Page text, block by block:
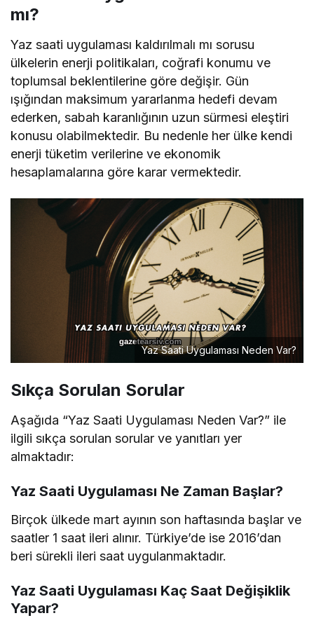
mı?
Yaz saati uygulaması kaldırılmalı mı sorusu
ülkelerin enerji politikaları, coğrafi konumu ve
toplumsal beklentilerine göre değişir. Gün
ışığından maksimum yararlanma hedefi devam
ederken, sabah karanlığının uzun sürmesi eleştiri
konusu olabilmektedir. Bu nedenle her ülke kendi
enerji tüketim verilerine ve ekonomik
hesaplamalarına göre karar vermektedir.
Yaz Saati Uygulaması Neden Var?
Sıkça Sorulan Sorular
Aşağıda “Yaz Saati Uygulaması Neden Var?” ile
ilgili sıkça sorulan sorular ve yanıtları yer
almaktadır:
Yaz Saati Uygulaması Ne Zaman Başlar?
Birçok ülkede mart ayının son haftasında başlar ve
saatler 1 saat ileri alınır. Türkiye’de ise 2016’dan
beri sürekli ileri saat uygulanmaktadır.
Yaz Saati Uygulaması Kaç Saat Değişiklik
Yapar?